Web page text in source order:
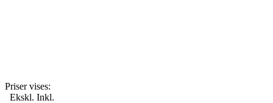
Priser vises:
Ekskl. Inkl.